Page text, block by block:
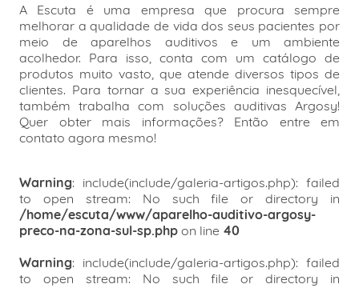
A Escuta é uma empresa que procura sempre
melhorar a qualidade de vida dos seus pacientes por
meio de aparelhos auditivos e um ambiente
acolhedor. Para isso, conta com um catálogo de
produtos muito vasto, que atende diversos tipos de
clientes. Para tornar a sua experiência inesquecível,
também trabalha com soluções auditivas Argosy!
Quer obter mais informações? Então entre em
contato agora mesmo!
Warning: include(include/galeria-artigos.php): failed
to open stream: No such file or directory in
/home/escuta/www/aparelho-auditivo-argosy-
preco-na-zona-sul-sp.php on line 40
Warning: include(include/galeria-artigos.php): failed
to open stream: No such file or directory in